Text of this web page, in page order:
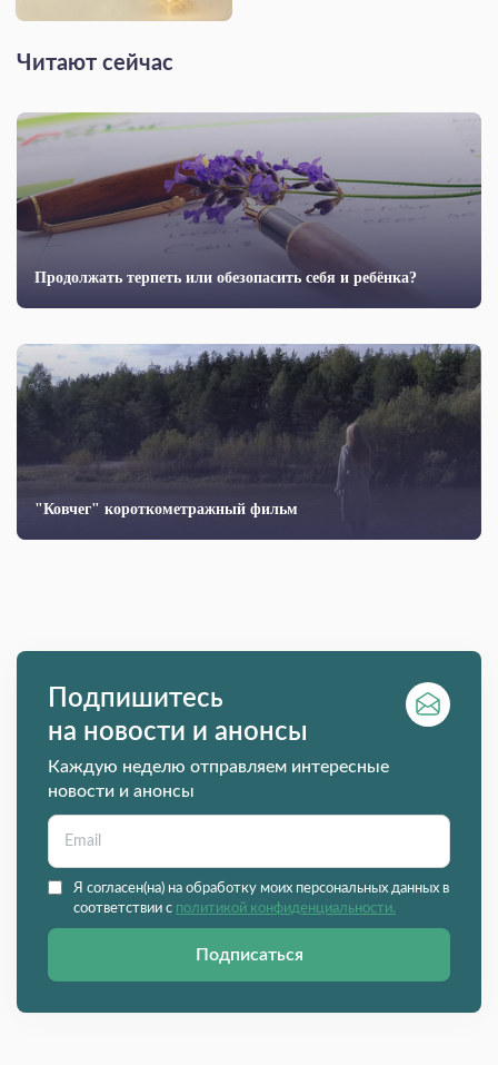
Читают сейчас
Продолжать терпеть или обезопасить себя и ребёнка?
"Ковчег" короткометражный фильм
Подпишитесь
на новости и анонсы
Каждую неделю отправляем интересные
новости и анонсы
Я согласен(на) на обработку моих персональных данных в
соответствии с политикой конфиденциальности.
Подписаться